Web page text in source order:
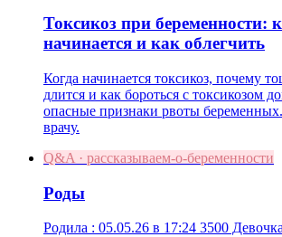
Токсикоз при беременности:
начинается и как облегчить
Когда начинается токсикоз, почему
длится и как бороться с токсикозом
опасные признаки рвоты
врачу.
Q&A · рассказываем-о-беременности
Роды
Родила : 05.05.26 в 17:24 3500